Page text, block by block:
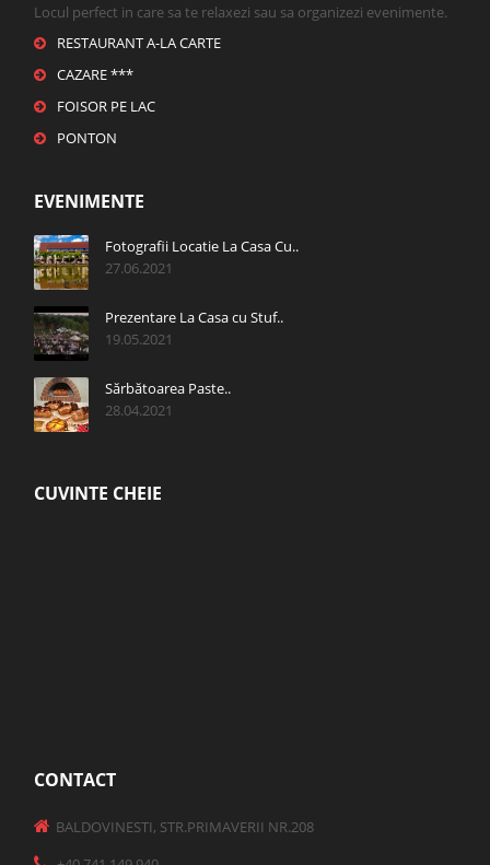
Locul perfect in care sa te relaxezi sau sa organizezi evenimente.
RESTAURANT A-LA CARTE
CAZARE ***
FOISOR PE LAC
PONTON
EVENIMENTE
Fotografii Locatie La Casa Cu..
27.06.2021
Prezentare La Casa cu Stuf..
19.05.2021
Sărbătoarea Paste..
28.04.2021
CUVINTE CHEIE
CONTACT
BALDOVINESTI, STR.PRIMAVERII NR.208